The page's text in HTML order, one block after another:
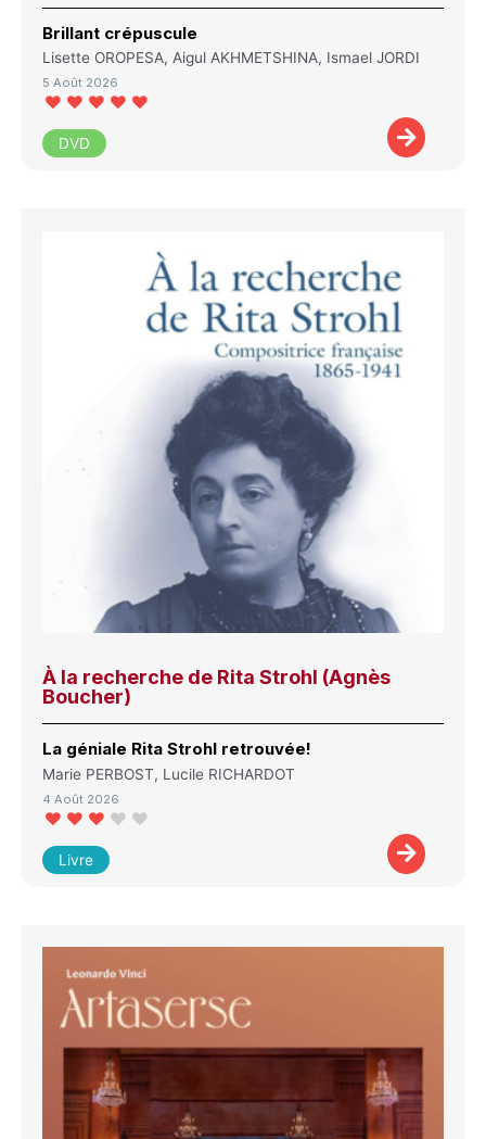
Brillant crépuscule
Lisette OROPESA, Aigul AKHMETSHINA, Ismael JORDI
5 Août 2026
DVD
À la recherche de Rita Strohl (Agnès
Boucher)
La géniale Rita Strohl retrouvée!
Marie PERBOST, Lucile RICHARDOT
4 Août 2026
Livre